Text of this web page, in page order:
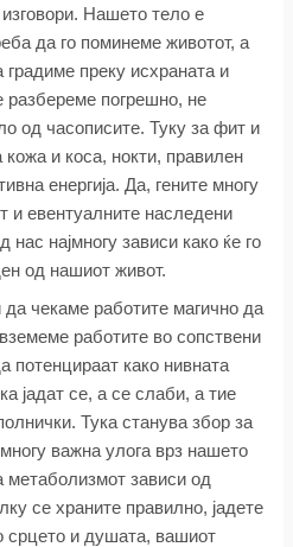
Нашето тело е
да го поминеме животот, а
градиме преку исхраната и
разбереме погрешно, не
од часописите. Туку за фит и
кожа и коса, нокти, правилен
енергија. Да, гените многу
и евентуалните наследени
најмногу зависи како ќе го
од нашиот живот.
чекаме работите магично да
работите во сопствени
потенцираат како нивната
јадат се, а се слаби, а тие
Тука станува збор за
важна улога врз нашето
метаболизмот зависи од
се храните правилно, јадете
срцето и душата, вашиот